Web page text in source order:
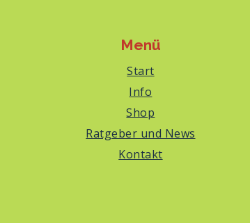
Menü
Start
Info
Shop
Ratgeber und News
Kontakt